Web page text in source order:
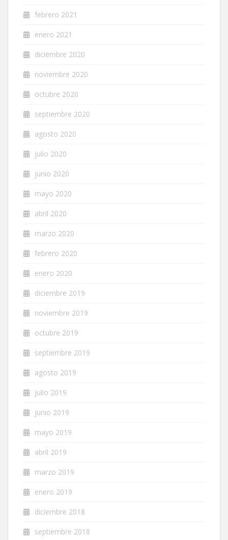
febrero 2021
enero 2021
diciembre 2020
noviembre 2020
octubre 2020
septiembre 2020
agosto 2020
julio 2020
junio 2020
mayo 2020
abril 2020
marzo 2020
febrero 2020
enero 2020
diciembre 2019
noviembre 2019
octubre 2019
septiembre 2019
agosto 2019
julio 2019
junio 2019
mayo 2019
abril 2019
marzo 2019
enero 2019
diciembre 2018
septiembre 2018